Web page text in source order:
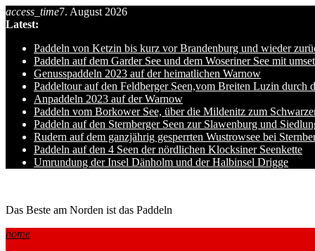
Skip
to
access_time7. August 2026
Latest:
Paddeln von Ketzin bis kurz vor Brandenburg und wieder
Paddeln auf dem Garder See und dem Woseriner See mit
Genusspaddeln 2023 auf der heimatlichen Warnow
Paddeltour auf den Feldberger Seen,vom Breiten Luzin
Anpaddeln 2023 auf der Warnow
Paddeln vom Borkower See, über die Mildenitz zum
Paddeln auf den Sternberger Seen zur Slawenburg und
Rudern auf dem ganzjährig gesperrten Wustrowsee bei
Paddeln auf den 4 Seen der nördlichen Klocksiner Seenkette
Umrundung der Insel Dänholm und der Halbinsel Drigge
Das Beste am Norden ist das Paddeln
home